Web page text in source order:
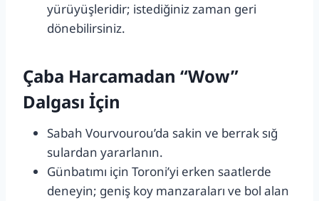
yürüyüşleridir; istediğiniz zaman geri
dönebilirsiniz.
Çaba Harcamadan “Wow”
Dalgası İçin
Sabah Vourvourou’da sakin ve berrak sığ
sulardan yararlanın.
Günbatımı için Toroni’yi erken saatlerde
deneyin; geniş koy manzaraları ve bol alan